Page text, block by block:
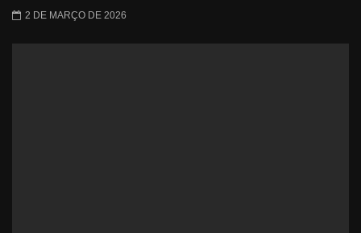
2 DE MARÇO DE 2026